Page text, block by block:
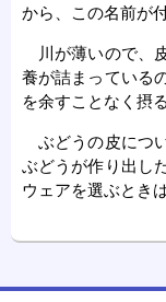
から、この名前が
川が薄いので、
養が詰まっている
を余すことなく摂
ぶどうの皮につ
ぶどうが作り出し
ウェアを選ぶとき